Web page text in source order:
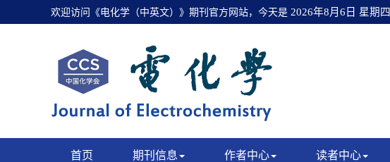
欢迎访问《电化学（中英文）》期刊官方网站，今天是 2026年8月6日 星期四
首页 期刊信息 作者中心 读者中心